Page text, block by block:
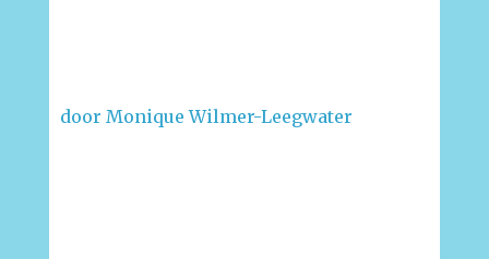
door Monique Wilmer-Leegwater